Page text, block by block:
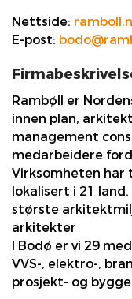
Nettside:
E-post:
Rambøll er
innen plan,
management
medarbeidere
Virksomheten har
lokalisert i 21
største
arkitekter
I Bodø er vi 29
VVS-, elektro-,
prosjekt- og